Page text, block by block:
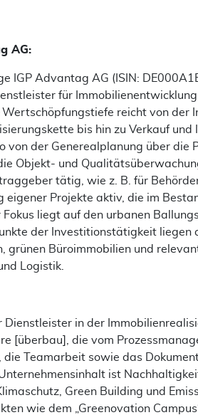
AG:
IGP Advantag AG (ISIN:
für
Wertschöpfungstiefe reicht von der
bis hin zu Verkauf
von der Generealplanung über die
Objekt- und
tätig, wie z. B. für
eigener Projekte aktiv, die im
liegt auf den urbanen
der Investitionstätigkeit liegen
grünen Büroimmobilien und
Logistik.
Dienstleister in der
[überbau], die vom
Teamarbeit sowie das
ist
Green Building und
wie dem „Greenovation